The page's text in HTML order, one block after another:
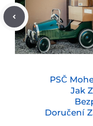
PSČ
Jak
Doručení